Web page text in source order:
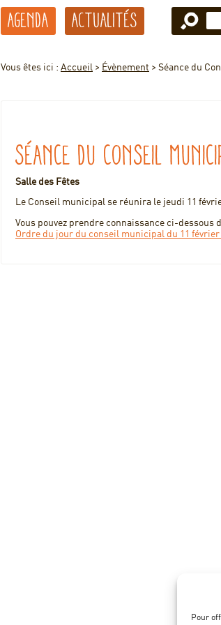
Pour
Agenda Actualités
Vous êtes ici : Accueil > Évènement > Séance du
Séance du Conseil
Salle des Fêtes
Le Conseil municipal se réunira le jeudi 11
Vous pouvez prendre connaissance ci-dessous
Ordre du jour du conseil municipal du 11 février